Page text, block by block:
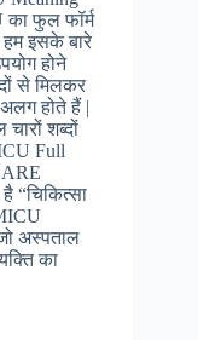
फुल फॉर्म
इसके बारे
होने
से मिलकर
होते हैं |
शब्दों
Full
“चिकित्सा
अस्पताल
का